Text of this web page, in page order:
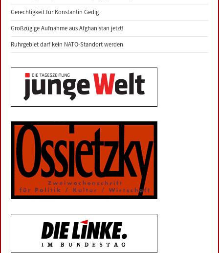
Gerechtigkeit für Konstantin Gedig
Großzügige Aufnahme aus Afghanistan jetzt!
Ruhrgebiet darf kein NATO-Standort werden